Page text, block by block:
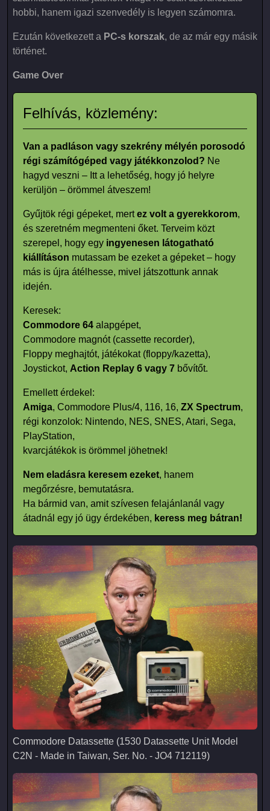
hobbi, hanem igazi szenvedély is legyen számomra.
Ezután következett a PC-s korszak, de az már egy másik
történet.
Game Over
Felhívás, közlemény:
Van a padláson vagy szekrény mélyén porosodó
régi számítógéped vagy játékkonzolod? Ne
hagyd veszni – Itt a lehetőség, hogy jó helyre
kerüljön – örömmel átveszem!
Gyűjtök régi gépeket, mertez volt a gyerekkorom,
és szeretném megmenteni őket. Terveim közt
szerepel, hogy egy ingyenesen látogatható
kiállításon mutassam be ezeket a gépeket – hogy
más is újra átélhesse, mivel játszottunk annak
idején.
Keresek:
Commodore 64 alapgépet,
Commodore magnót (cassette recorder),
Floppy meghajtót, játékokat (floppy/kazetta),
Joystickot, Action Replay 6 vagy 7 bővítőt.
Emellett érdekel:
Amiga, Commodore Plus/4, 116, 16, ZX Spectrum,
régi konzolok: Nintendo, NES, SNES, Atari, Sega,
PlayStation,
kvarcjátékok is örömmel jöhetnek!
Nem eladásra keresem ezeket, hanem
megőrzésre, bemutatásra.
Ha bármid van, amit szívesen felajánlanál vagy
átadnál egy jó ügy érdekében, keress meg bátran!
Commodore Datassette (1530 Datassette Unit Model C2N -
Commodore Datassette (1530 Datassette Unit Model
C2N - Made in Taiwan, Ser. No. - JO4 712119)